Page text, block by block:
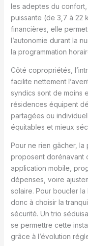
les adeptes du confort,
puissante (de 3,7 à 22
financières, elle
l’autonomie durant la
la programmation
Côté copropriétés,
facilite nettement
syndics sont de moins
résidences équipent
partagées ou
équitables et mieux
Pour ne rien gâcher, la
proposent dorénavant
application mobile,
dépenses, voire
solaire. Pour boucler
donc à choisir la
sécurité. Un trio
se permettre cette
grâce à l’évolution